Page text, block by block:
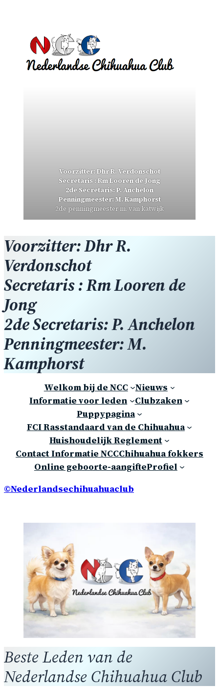
Voorzitter: Dhr R. Verdonschot
Secretaris : Rm Looren de Jong
2de Secretaris: P. Anchelon
Penningmeester: M. Kamphorst
2de penningmeester m. van katwijk
Voorzitter: Dhr R.
Verdonschot
Secretaris : Rm Looren de
Jong
2de Secretaris: P. Anchelon
Penningmeester: M.
Kamphorst
Welkom bij de NCC
Nieuws
Informatie voor leden
Clubzaken
Puppypagina
FCI Rasstandaard van de Chihuahua
Huishoudelijk Reglement
Contact Informatie NCCChihuahua fokkers
Online geboorte-aangifteProfiel
©Nederlandsechihuahuaclub
Beste Leden van de
Nederlandse Chihuahua Club